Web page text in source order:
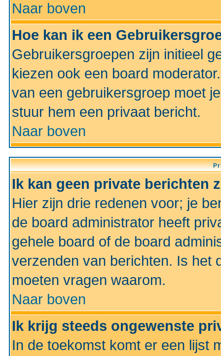
Naar boven
Hoe kan ik een
Gebruikersgroepen zijn initieel
kiezen ook een board
van een gebruikersgroep moet
stuur hem een privaat bericht.
Naar boven
Ik kan geen private berichten
Hier zijn drie redenen voor; je
de board administrator heeft
gehele board of de board
verzenden van berichten. Is het
moeten vragen waarom.
Naar boven
Ik krijg steeds ongewenste
In de toekomst komt er een lijst